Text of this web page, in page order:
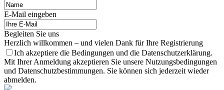
E-Mail eingeben
Begleiten Sie uns
Herzlich willkommen – und vielen Dank für Ihre Registrierung
Ich akzeptiere die Bedingungen und die Datenschutzerklärung.
Mit Ihrer Anmeldung akzeptieren Sie unsere Nutzungsbedingungen
und Datenschutzbestimmungen. Sie können sich jederzeit wieder
abmelden.